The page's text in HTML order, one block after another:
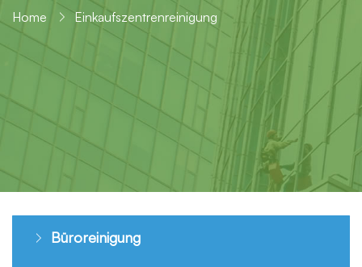
Home Einkaufszentrenreinigung
Büroreinigung